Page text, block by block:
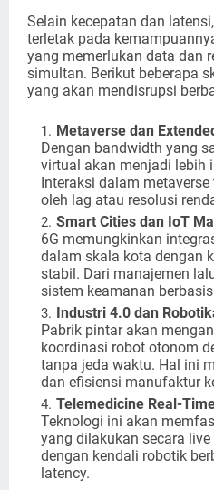
Selain kecepatan dan
terletak pada
yang memerlukan data dan
simultan. Berikut beberapa
yang akan mendisrupsi
Metaverse dan
Dengan bandwidth yang
virtual akan menjadi lebih
Interaksi dalam
oleh lag atau resolusi
Smart Cities dan IoT
6G memungkinkan
dalam skala kota dengan
stabil. Dari manajemen
sistem keamanan
Industri 4.0 dan
Pabrik pintar akan
koordinasi robot otonom
tanpa jeda waktu. Hal ini
dan efisiensi manufaktur
Telemedicine Real-
Teknologi ini akan
yang dilakukan secara
dengan kendali robotik
latency.